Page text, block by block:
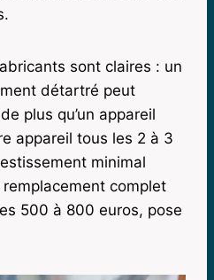
sont claires : un
détartré peut
plus qu’un appareil
appareil tous les 2 à 3
minimal
remplacement complet
500 à 800 euros, pose